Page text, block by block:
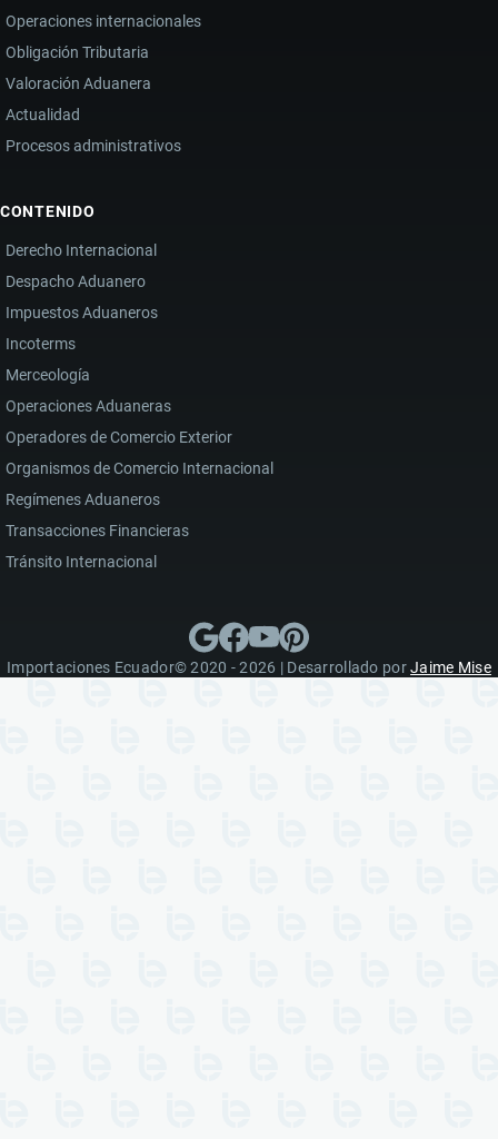
Operaciones internacionales
Obligación Tributaria
Valoración Aduanera
Actualidad
Procesos administrativos
CONTENIDO
Derecho Internacional
Despacho Aduanero
Impuestos Aduaneros
Incoterms
Merceología
Operaciones Aduaneras
Operadores de Comercio Exterior
Organismos de Comercio Internacional
Regímenes Aduaneros
Transacciones Financieras
Tránsito Internacional
Importaciones Ecuador© 2020 - 2026 | Desarrollado porJaime Mise